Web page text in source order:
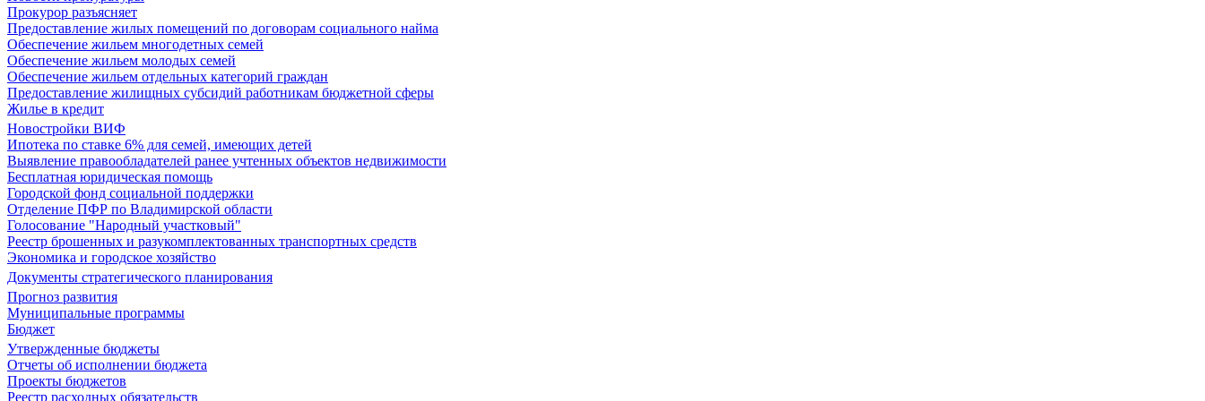
Прокурор разъясняет
Предоставление жилых помещений по договорам социального найма
Обеспечение жильем многодетных семей
Обеспечение жильем молодых семей
Обеспечение жильем отдельных категорий граждан
Предоставление жилищных субсидий работникам бюджетной сферы
Жилье в кредит
Новостройки ВИФ
Ипотека по ставке 6% для семей, имеющих детей
Выявление правообладателей ранее учтенных объектов недвижимости
Бесплатная юридическая помощь
Городской фонд социальной поддержки
Отделение ПФР по Владимирской области
Голосование "Народный участковый"
Реестр брошенных и разукомплектованных транспортных средств
Экономика и городское хозяйство
Документы стратегического планирования
Прогноз развития
Муниципальные программы
Бюджет
Утвержденные бюджеты
Отчеты об исполнении бюджета
Проекты бюджетов
Реестр расходных обязательств